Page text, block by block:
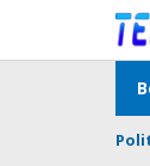
konten